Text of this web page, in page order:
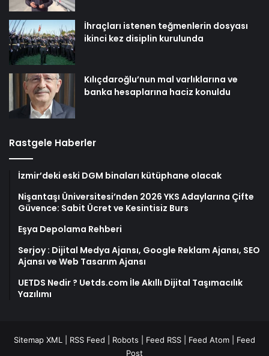
İhraçları istenen teğmenlerin dosyası
ikinci kez disiplin kurulunda
Kılıçdaroğlu’nun mal varlıklarına ve
banka hesaplarına haciz konuldu
Rastgele Haberler
İzmir’deki eski DGM binaları kütüphane olacak
Nişantaşı Üniversitesi’nden 2026 YKS Adaylarına Çifte
Güvence: Sabit Ücret ve Kesintisiz Burs
Eşya Depolama Rehberi
Serjoy : Dijital Medya Ajansı, Google Reklam Ajansı, SEO
Ajansı ve Web Tasarım Ajansı
UETDS Nedir ? Uetds.com İle Akıllı Dijital Taşımacılık
Yazılımı
Sitemap XML RSS Feed Robots Feed RSS Feed Atom
Feed
Post